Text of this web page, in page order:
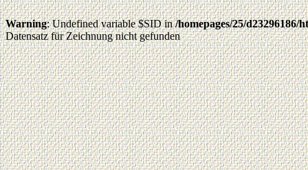
Warning: Undefined variable $SID in/homepages/25/d23296186/
Datensatz für Zeichnung nicht gefunden